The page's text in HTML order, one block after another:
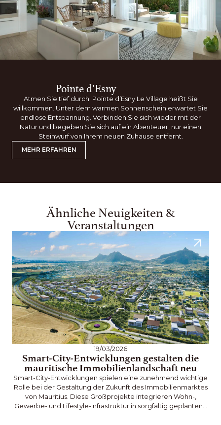
Pointe d’Esny
Atmen Sie tief durch. Pointe d’Esny Le Village heißt Sie
willkommen. Unter dem warmen Sonnenschein erwartet Sie
endlose Entspannung. Verbinden Sie sich wieder mit der
Natur und begeben Sie sich auf ein Abenteuer, nur einen
Steinwurf von Ihrem neuen Zuhause entfernt.
MEHR ERFAHREN
Ähnliche Neuigkeiten &
Veranstaltungen
19/03/2026
Smart-City-Entwicklungen gestalten die
mauritische Immobilienlandschaft neu
Smart-City-Entwicklungen spielen eine zunehmend wichtige
Rolle bei der Gestaltung der Zukunft des Immobilienmarktes
von Mauritius. Diese Großprojekte integrieren Wohn-,
Gewerbe- und Lifestyle-Infrastruktur in sorgfältig geplanten…